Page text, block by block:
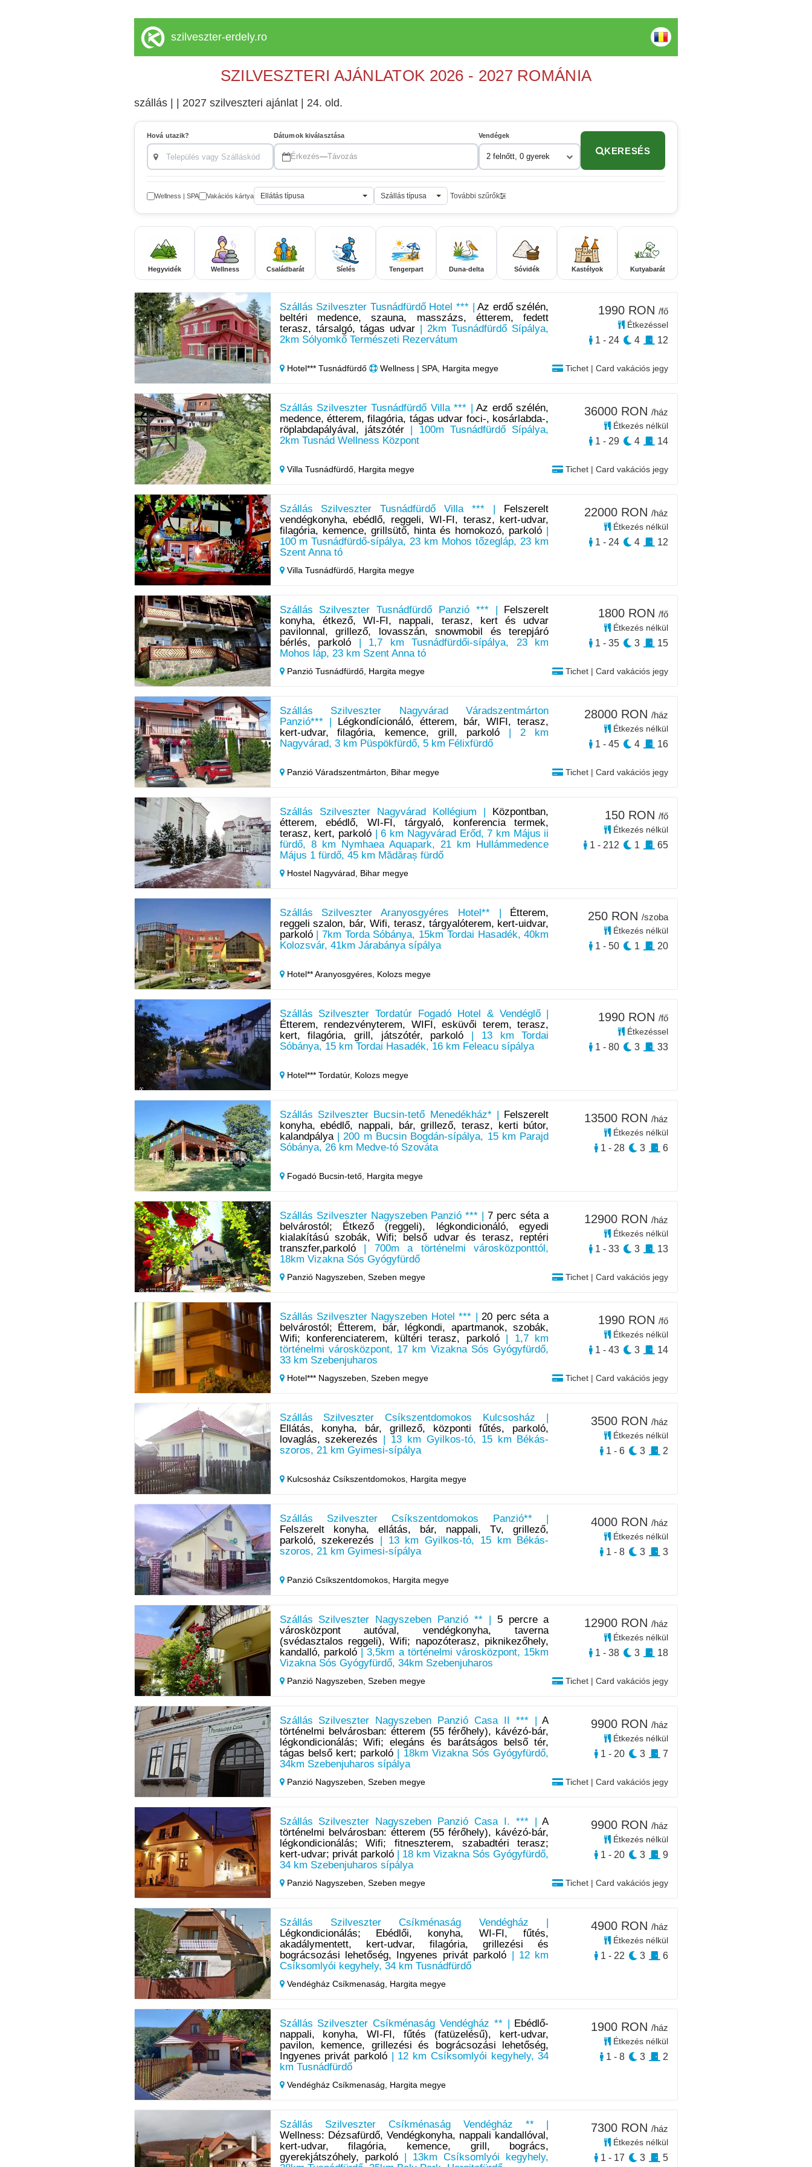
szilveszter-erdely.ro
SZILVESZTERI AJÁNLATOK 2026 - 2027 ROMÁNIA
szállás | | 2027 szilveszteri ajánlat | 24. old.
Hová utazik? Dátumok kiválasztása
Érkezés—Távozás
Vendégek
2 felnőtt, 0 gyerek
KERESÉS
Wellness | SPA Vakációs kártya Ellátás típusa Szállás típusa További szűrők
Hegyvidék Wellness Családbarát Síelés Tengerpart Duna-delta Sóvidék Kastélyok Kutyabarát
Szállás Szilveszter Tusnádfürdő Hotel *** |Az erdő szélén,
beltéri medence, szauna, masszázs, étterem, fedett
terasz, társalgó, tágas udvar| 2km Tusnádfürdő Sípálya,
2km Sólyomkő Természeti Rezervátum
Hotel*** Tusnádfürdő Wellness | SPA, Hargita megye Tichet | Card vakációs jegy
1990 RON /fő
Étkezéssel
1 - 24 4 12
Szállás Szilveszter Tusnádfürdő Villa *** |Az erdő szélén,
medence, étterem, filagória, tágas udvar foci-, kosárlabda-,
röplabdapályával, játszótér| 100m Tusnádfürdő Sípálya,
2km Tusnád Wellness Központ
Villa Tusnádfürdő, Hargita megye Tichet | Card vakációs jegy
36000 RON /ház
Étkezés nélkül
1 - 29 4 14
Szállás Szilveszter Tusnádfürdő Villa *** |
Felszerelt
vendégkonyha, ebédlő, reggeli, WI-FI, terasz, kert-udvar,
filagória, kemence, grillsütő, hinta és homokozó, parkoló
100 m Tusnádfürdő-sípálya, 23 km Mohos tőzegláp, 23 km
Szent Anna tó
Villa Tusnádfürdő, Hargita megye
22000 RON /ház
Étkezés nélkül
1 - 24 4 12
Szállás Szilveszter Tusnádfürdő Panzió *** |
Felszerelt
konyha, étkező, WI-FI, nappali, terasz, kert és udvar
pavilonnal, grillező, lovasszán, snowmobil és terepjáró
bérlés, parkoló | 1,7 km Tusnádfürdői-sípálya, 23 km
Mohos láp, 23 km Szent Anna tó
Panzió Tusnádfürdő, Hargita megye Tichet | Card vakációs jegy
1800 RON /fő
Étkezés nélkül
1 - 35 3 15
Szállás Szilveszter Nagyvárad Váradszentmárton
Panzió*** |
Légkondícionáló, étterem, bár, WIFI, terasz,
kert-udvar, filagória, kemence, grill, parkoló | 2 km
Nagyvárad, 3 km Püspökfürdő, 5 km Félixfürdő
Panzió Váradszentmárton, Bihar megye Tichet | Card vakációs jegy
28000 RON /ház
Étkezés nélkül
1 - 45 4 16
Szállás Szilveszter Nagyvárad Kollégium |
Központban,
étterem, ebédlő, WI-FI, tárgyaló, konferencia termek,
terasz, kert, parkoló| 6 km Nagyvárad Erőd, 7 km Május ii
fürdő, 8 km Nymhaea Aquapark, 21 km Hullámmedence
Május 1 fürdő, 45 km Mădăraș fürdő
Hostel Nagyvárad, Bihar megye
150 RON /fő
Étkezés nélkül
1 - 212 1 65
Szállás Szilveszter Aranyosgyéres Hotel** |
Étterem,
reggeli szalon, bár, Wifi, terasz, tárgyalóterem, kert-uidvar,
parkoló| 7km Torda Sóbánya, 15km Tordai Hasadék, 40km
Kolozsvár, 41km Járabánya sípálya
Hotel** Aranyosgyéres, Kolozs megye
250 RON /szoba
Étkezés nélkül
1 - 50 1 20
Szállás Szilveszter Tordatúr Fogadó Hotel & Vendéglő |
Étterem, rendezvényterem, WIFI, esküvői terem, terasz,
kert, filagória, grill, játszótér, parkoló | 13 km Tordai
Sóbánya, 15 km Tordai Hasadék, 16 km Feleacu sípálya
Hotel*** Tordatúr, Kolozs megye
1990 RON /fő
Étkezéssel
1 - 80 3 33
Szállás Szilveszter Bucsin-tető Menedékház* |
Felszerelt
konyha, ebédlő, nappali, bár, grillező, terasz, kerti bútor,
kalandpálya| 200 m Bucsin Bogdán-sípálya, 15 km Parajd
Sóbánya, 26 km Medve-tó Szováta
Fogadó Bucsin-tető, Hargita megye
13500 RON /ház
Étkezés nélkül
1 - 28 3 6
Szállás Szilveszter Nagyszeben Panzió *** |7 perc séta a
belvárostól; Étkező (reggeli), légkondicionáló, egyedi
kialakítású szobák, Wifi; belső udvar és terasz, reptéri
transzfer,parkoló| 700m a történelmi városközponttól,
18km Vizakna Sós Gyógyfürdő
Panzió Nagyszeben, Szeben megye Tichet | Card vakációs jegy
12900 RON /ház
Étkezés nélkül
1 - 33 3 13
Szállás Szilveszter Nagyszeben Hotel *** |20 perc séta a
belvárostól; Étterem, bár, légkondi, apartmanok, szobák,
Wifi; konferenciaterem, kültéri terasz, parkoló| 1,7 km
történelmi városközpont, 17 km Vizakna Sós Gyógyfürdő,
33 km Szebenjuharos
Hotel*** Nagyszeben, Szeben megye Tichet | Card vakációs jegy
1990 RON /fő
Étkezés nélkül
1 - 43 3 14
Szállás Szilveszter Csíkszentdomokos Kulcsosház |
Ellátás, konyha, bár, grillező, központi fűtés, parkoló,
lovaglás, szekerezés | 13 km Gyilkos-tó, 15 km Békás-
szoros, 21 km Gyimesi-sípálya
Kulcsosház Csíkszentdomokos, Hargita megye
3500 RON /ház
Étkezés nélkül
1 - 6 3 2
Szállás Szilveszter Csíkszentdomokos Panzió** |
Felszerelt konyha, ellátás, bár, nappali, Tv, grillező,
parkoló, szekerezés | 13 km Gyilkos-tó, 15 km Békás-
szoros, 21 km Gyimesi-sípálya
Panzió Csíkszentdomokos, Hargita megye
4000 RON /ház
Étkezés nélkül
1 - 8 3 3
Szállás Szilveszter Nagyszeben Panzió ** | 5 percre a
városközpont autóval, vendégkonyha, taverna
(svédasztalos reggeli), Wifi; napozóterasz, piknikezőhely,
kandalló, parkoló| 3,5km a történelmi városközpont, 15km
Vizakna Sós Gyógyfürdő, 34km Szebenjuharos
Panzió Nagyszeben, Szeben megye Tichet | Card vakációs jegy
12900 RON /ház
Étkezés nélkül
1 - 38 3 18
Szállás Szilveszter Nagyszeben Panzió Casa II *** |A
történelmi belvárosban: étterem (55 férőhely), kávézó-bár,
légkondicionálás; Wifi; elegáns és barátságos belső tér,
tágas belső kert; parkoló | 18km Vizakna Sós Gyógyfürdő,
34km Szebenjuharos sípálya
Panzió Nagyszeben, Szeben megye Tichet | Card vakációs jegy
9900 RON /ház
Étkezés nélkül
1 - 20 3 7
Szállás Szilveszter Nagyszeben Panzió Casa I. *** |A
történelmi belvárosban: étterem (55 férőhely), kávézó-bár,
légkondicionálás; Wifi; fitneszterem, szabadtéri terasz;
kert-udvar; privát parkoló| 18 km Vizakna Sós Gyógyfürdő,
34 km Szebenjuharos sípálya
Panzió Nagyszeben, Szeben megye Tichet | Card vakációs jegy
9900 RON /ház
Étkezés nélkül
1 - 20 3 9
Szállás Szilveszter Csíkménaság Vendégház |
Légkondicionálás; Ebédlői, konyha, WI-FI, fűtés,
akadálymentett, kert-udvar, filagória, grillezési és
bográcsozási lehetőség, Ingyenes privát parkoló | 12 km
Csíksomlyói kegyhely, 34 km Tusnádfürdő
Vendégház Csíkmenaság, Hargita megye
4900 RON /ház
Étkezés nélkül
1 - 22 3 6
Szállás Szilveszter Csíkménaság Vendégház ** |
Ebédlő-
nappali, konyha, WI-FI, fűtés (fatüzelésű), kert-udvar,
pavilon, kemence, grillezési és bográcsozási lehetőség,
Ingyenes privát parkoló| 12 km Csíksomlyói kegyhely, 34
km Tusnádfürdő
Vendégház Csíkmenaság, Hargita megye
1900 RON /ház
Étkezés nélkül
1 - 8 3 2
Szállás Szilveszter Csíkménaság Vendégház ** |
Wellness: Dézsafürdő, Vendégkonyha, nappali kandallóval,
kert-udvar, filagória, kemence, grill, bogrács,
gyerekjátszóhely, parkoló| 13km Csíksomlyói kegyhely,
7300 RON /ház
Étkezés nélkül
1 - 17 3 5